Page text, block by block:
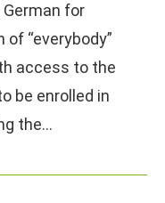
for
of “everybody”
access to the
be enrolled in
the…